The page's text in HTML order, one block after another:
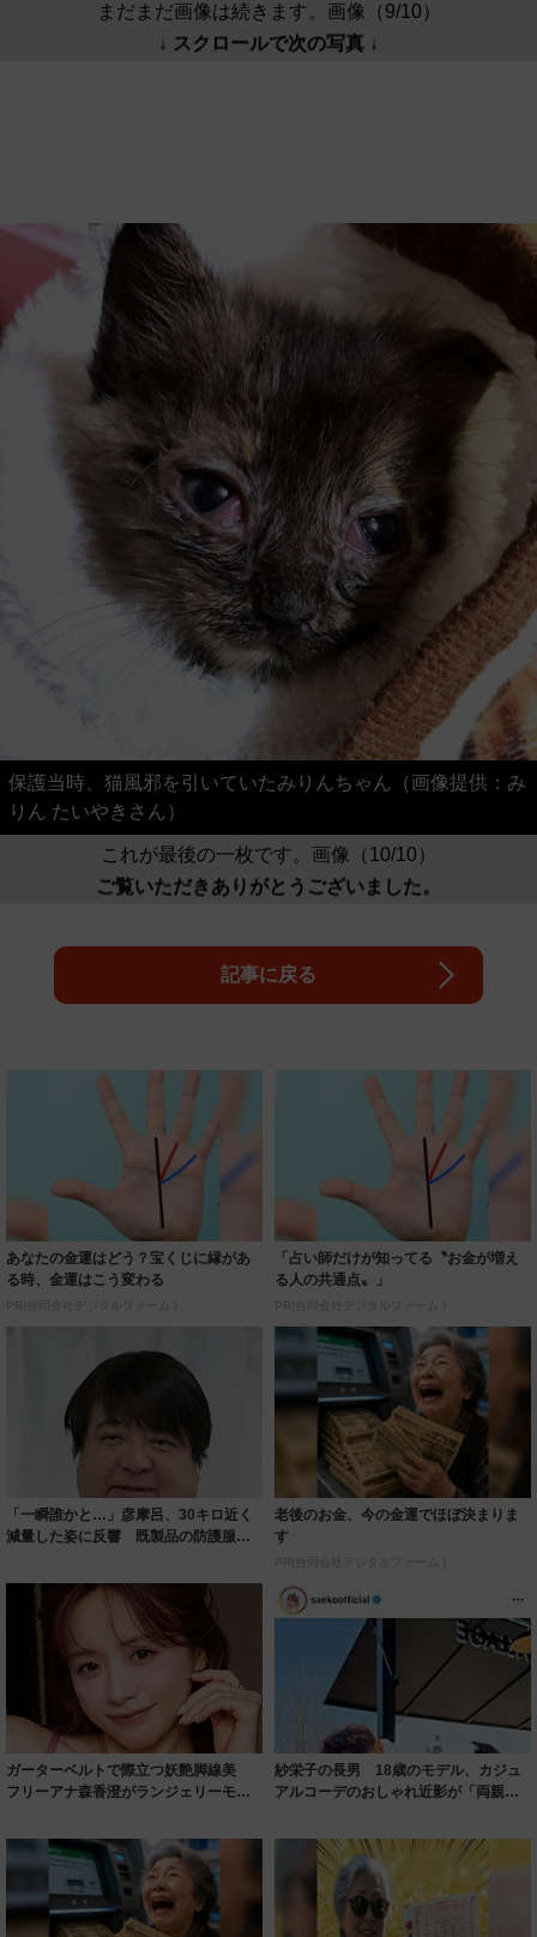
まだまだ画像は続きます。画像（9/10）
↓ スクロールで次の写真 ↓
保護当時、猫風邪を引いていたみりんちゃん（画像提供：み
りん たいやきさん）
これが最後の一枚です。画像（10/10）
ご覧いただきありがとうございました。
記事に戻る
あなたの金運はどう？宝くじに縁があ
る時、金運はこう変わる
PR(合同会社デジタルファーム )
「占い師だけが知ってる〝お金が増え
る人の共通点〟」
PR(合同会社デジタルファーム )
「一瞬誰かと…」彦摩呂、30キロ近く
減量した姿に反響 既製品の防護服が
老後のお金、今の金運でほぼ決まりま
す
PR(合同会社デジタルファーム )
ガーターベルトで際立つ妖艶脚線美
フリーアナ森香澄がランジェリーモデ
紗栄子の長男 18歳のモデル、カジュ
アルコーデのおしゃれ近影が「両親の